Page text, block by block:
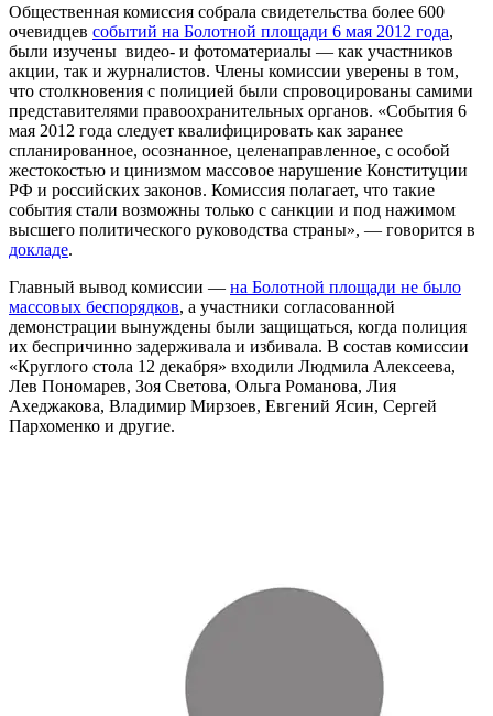
Общественная комиссия собрала свидетельства более 600
очевидцев событий на Болотной площади 6 мая 2012 года,
были изучены видео- и фотоматериалы — как участников
акции, так и журналистов. Члены комиссии уверены в том,
что столкновения с полицией были спровоцированы самими
представителями правоохранительных органов. «События 6
мая 2012 года следует квалифицировать как заранее
спланированное, осознанное, целенаправленное, с особой
жестокостью и цинизмом массовое нарушение Конституции
РФ и российских законов. Комиссия полагает, что такие
события стали возможны только с санкции и под нажимом
высшего политического руководства страны», — говорится в
докладе.
Главный вывод комиссии — на Болотной площади не было
массовых беспорядков, а участники согласованной
демонстрации вынуждены были защищаться, когда полиция
их беспричинно задерживала и избивала. В состав комиссии
«Круглого стола 12 декабря» входили Людмила Алексеева,
Лев Пономарев, Зоя Светова, Ольга Романова, Лия
Ахеджакова, Владимир Мирзоев, Евгений Ясин, Сергей
Пархоменко и другие.